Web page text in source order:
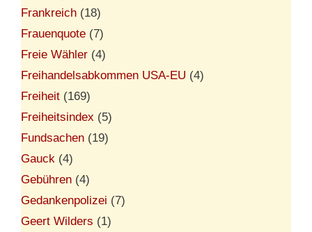
Frankreich (18)
Frauenquote (7)
Freie Wähler (4)
Freihandelsabkommen USA-EU (4)
Freiheit (169)
Freiheitsindex (5)
Fundsachen (19)
Gauck (4)
Gebühren (4)
Gedankenpolizei (7)
Geert Wilders (1)